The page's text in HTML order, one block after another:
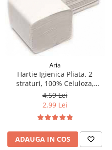
Aria
Hartie Igienica Pliata, 2
straturi, 100% Celuloza,
200foi/pac
4,59 Lei
2,99 Lei
ADAUGA IN COS